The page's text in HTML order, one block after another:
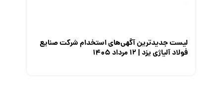
لیست جدیدترین آگهی‌های استخدام شرکت صنایع
فولاد آلیاژی یزد | ۱۲ مرداد ۱۴۰۵